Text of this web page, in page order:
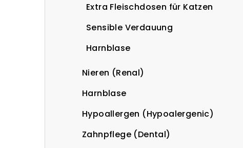
Extra Fleischdosen für Katzen
Sensible Verdauung
Harnblase
Nieren (Renal)
Harnblase
Hypoallergen (Hypoalergenic)
Zahnpflege (Dental)